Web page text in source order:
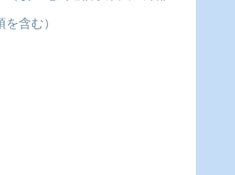
含む）